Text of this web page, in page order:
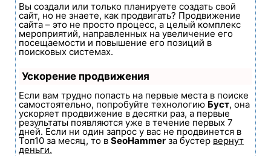
Вы создали или только планируете создать свой
сайт, но не знаете, как продвигать? Продвижение
сайта – это не просто процесс, а целый комплекс
мероприятий, направленных на увеличение его
посещаемости и повышение его позиций в
поисковых системах.
Ускорение продвижения
Если вам трудно попасть на первые места в поиске
самостоятельно, попробуйте технологию Буст, она
ускоряет продвижение в десятки раз, а первые
результаты появляются уже в течение первых 7
дней. Если ни один запрос у вас не продвинется в
Топ10 за месяц, то в SeoHammer за бустер вернут
деньги.